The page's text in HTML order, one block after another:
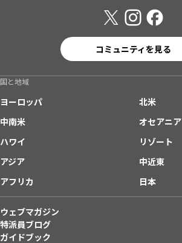
コミュニティを見る
国と地域
ヨーロッパ
北米
中南米
オセアニア
ハワイ
リゾート
アジア
中近東
アフリカ
日本
ウェブマガジン
特派員ブログ
ガイドブック